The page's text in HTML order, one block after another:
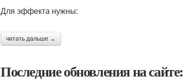
Для эффекта нужны:
читать дальше →
Последние обновления на сайте: